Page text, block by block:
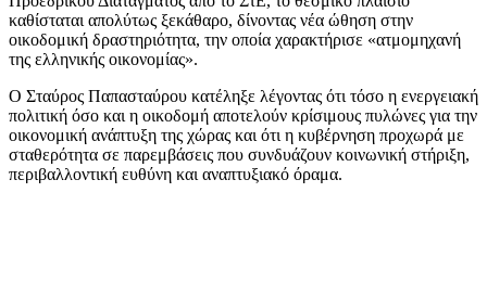
καθίσταται απολύτως ξεκάθαρο, δίνοντας νέα ώθηση στην
οικοδομική δραστηριότητα, την οποία χαρακτήρισε «ατμομηχανή
της ελληνικής οικονομίας».
Ο Σταύρος Παπασταύρου κατέληξε λέγοντας ότι τόσο η ενεργειακή
πολιτική όσο και η οικοδομή αποτελούν κρίσιμους πυλώνες για την
οικονομική ανάπτυξη της χώρας και ότι η κυβέρνηση προχωρά με
σταθερότητα σε παρεμβάσεις που συνδυάζουν κοινωνική στήριξη,
περιβαλλοντική ευθύνη και αναπτυξιακό όραμα.